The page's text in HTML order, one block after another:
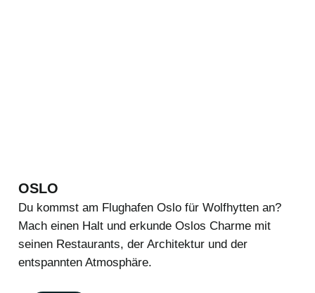
OSLO
Du kommst am Flughafen Oslo für Wolfhytten an?
Mach einen Halt und erkunde Oslos Charme mit
seinen Restaurants, der Architektur und der
entspannten Atmosphäre.